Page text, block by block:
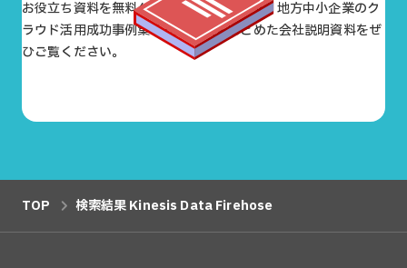
お役立ち資料を無料ダウンロードできます。地方中小企業のク
ラウド活用成功事例集や支援実績をまとめた会社説明資料をぜ
ひご覧ください。
TOP 検索結果 Kinesis Data Firehose